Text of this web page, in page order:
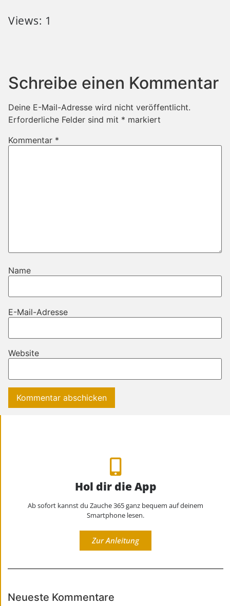
Views: 1
Schreibe einen Kommentar
Deine E-Mail-Adresse wird nicht veröffentlicht.
Erforderliche Felder sind mit * markiert
Kommentar *
Name
E-Mail-Adresse
Website
Hol dir die App
Ab sofort kannst du Zauche 365 ganz bequem auf deinem
Smartphone lesen.
Zur Anleitung
Neueste Kommentare